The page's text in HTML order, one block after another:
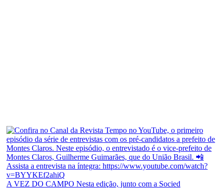
A VEZ DO CAMPO Nesta edição, junto com a Socied